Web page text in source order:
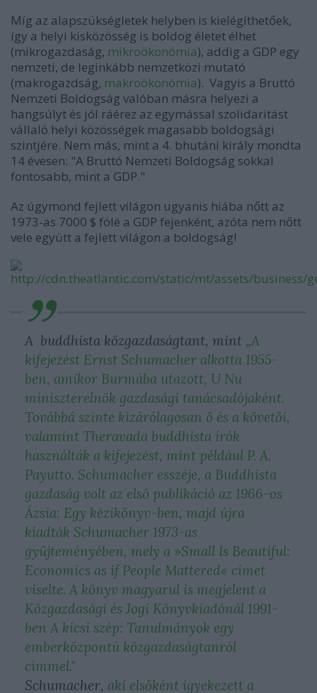
Míg az alapszükségletek helyben is kielégíthetőek,
így a helyi kisközösség is boldog életet élhet
(mikrogazdaság, mikroökonómia), addig a GDP egy
nemzeti, de leginkább nemzetközi mutató
(makrogazdság, makroökonómia). Vagyis a Bruttó
Nemzeti Boldogság valóban másra helyezi a
hangsúlyt és jól ráérez az egymással szolidaritást
vállaló helyi közösségek magasabb boldogsági
szintjére. Nem más, mint a 4. bhutáni király mondta
14 évesen: "A Bruttó Nemzeti Boldogság sokkal
fontosabb, mint a GDP."
Az úgymond fejlett világon ugyanis hiába nőtt az
1973-as 7000 $ fölé a GDP fejenként, azóta nem nőtt
vele együtt a fejlett világon a boldogság!
A buddhista közgazdaságtant, mint „A
kifejezést Ernst Schumacher alkotta 1955-
ben, amikor Burmába utazott, U Nu
miniszterelnök gazdasági tanácsadójaként.
Továbbá szinte kizárólagosan ő és a követői,
valamint Theravada buddhista írók
használták a kifejezést, mint például P. A.
Payutto. Schumacher esszéje, a Buddhista
gazdaság volt az első publikáció az 1966-os
Ázsia: Egy kézikönyv-ben, majd újra
kiadták Schumacher 1973-as
gyűjteményében, mely a »Small Is Beautiful:
Economics as if People Mattered« címet
viselte. A könyv magyarul is megjelent a
Közgazdasági és Jogi Könyvkiadónál 1991-
ben A kicsi szép: Tanulmányok egy
emberközpontú közgazdaságtanról
címmel."
Schumacher, aki elsőként igyekezett a